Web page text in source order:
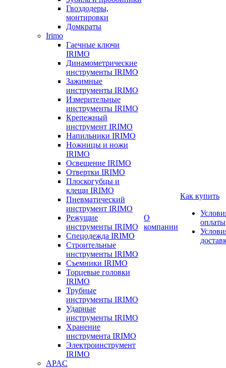
Гвоздодеры,
монтировки
Домкраты
Irimo
Гаечные ключи
IRIMO
Динамометрические
инструменты IRIMO
Зажимные
инструменты IRIMO
Измерительные
инструменты IRIMO
Крепежный
инструмент IRIMO
Напильники IRIMO
Ножницы и ножи
IRIMO
Освещение IRIMO
Отвертки IRIMO
Плоскогубцы и
клещи IRIMO
Пневматический
инструмент IRIMO
Режущие
инструменты IRIMO
Спецодежда IRIMO
Строительные
инструменты IRIMO
Съемники IRIMO
Торцевые головки
IRIMO
Трубные
инструменты IRIMO
Ударные
инструменты IRIMO
Хранение
инструмента IRIMO
Электроинструмент
IRIMO
APAC
О
компании
Как купить
оплаты